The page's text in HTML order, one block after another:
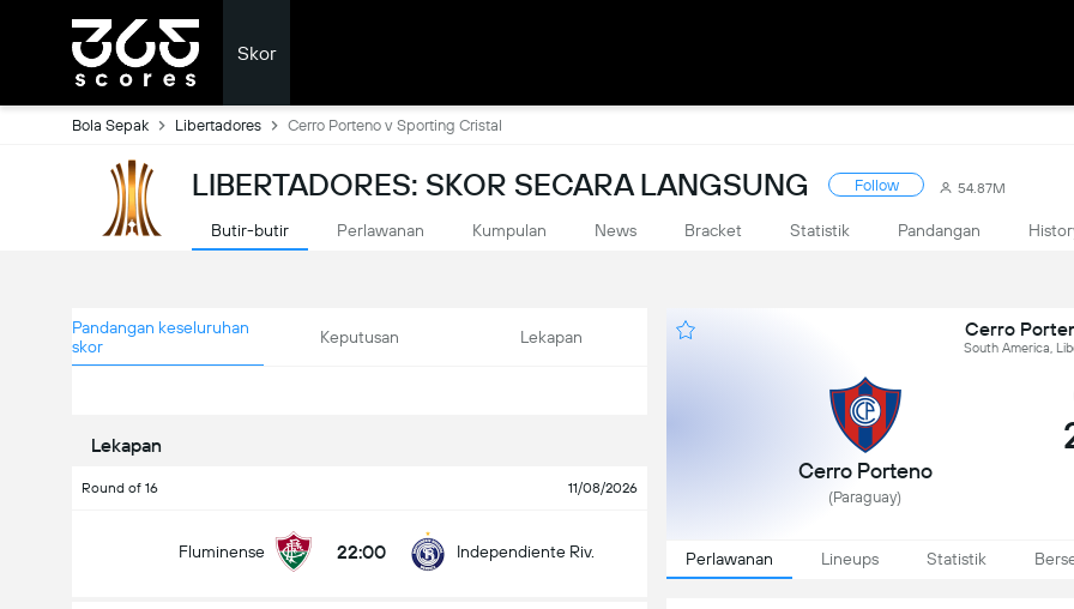
Skor
Bola Sepak Libertadores Cerro Porteno v Sporting Cristal
LIBERTADORES: SKOR SECARA LANGSUNG Follow 54.87M
Butir-butir Perlawanan Kumpulan News Bracket Statistik Pandangan
Pandangan keseluruhan
skor
Keputusan Lekapan
Lekapan
Round of 16 11/08/2026
Fluminense 22:00 Independiente Riv.
Cerro
South America,
Cerro Porteno
(Paraguay)
Perlawanan Lineups Statistik